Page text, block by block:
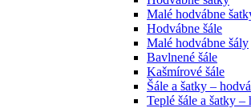
Malé hodvábne
Hodvábne šále
Malé hodvábne šály
Bavlnené šále
Kašmírové šále
Šále a šatky –
Teplé šále a šatky